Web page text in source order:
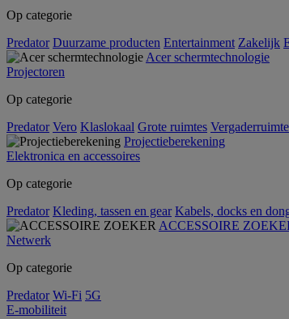
Op categorie
Predator Duurzame producten Entertainment Zakelijk
Acer schermtechnologie
Projectoren
Op categorie
Predator Vero Klaslokaal Grote ruimtes Vergaderruimte
Projectieberekening
Elektronica en accessoires
Op categorie
Predator Kleding, tassen en gear Kabels, docks en
ACCESSOIRE
Netwerk
Op categorie
Predator Wi-Fi 5G
E-mobiliteit